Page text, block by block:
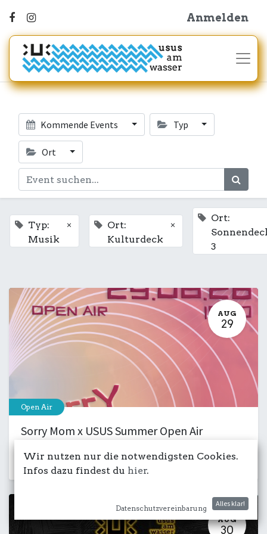
Anmelden
Kommende Events Typ
Ort
Typ:
Musik
×
Ort:
Kulturdeck
×
Ort:
3
AUG
29
Open Air
Sorry Mom x USUS Summer Open Air
Kulturdeck Club Musik Party
AUG
30
Wir nutzen nur die notwendigsten Cookies.
Infos dazu findest du hier.
Datenschutzvereinbarung
Alles klar!